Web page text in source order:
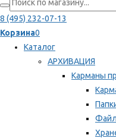
8 (495) 232-07-13
Корзина0
Каталог
АРХИВАЦИЯ
Карманы